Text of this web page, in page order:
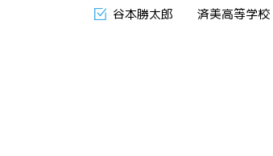
谷本勝太郎 済美高